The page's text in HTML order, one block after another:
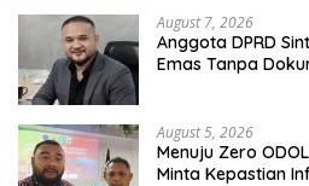
August 7, 2026
Anggota DPRD
Emas Tanpa
August 5, 2026
Menuju Zero
Minta Kepastian